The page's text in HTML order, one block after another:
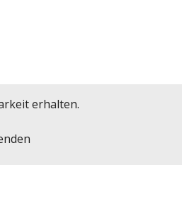
erhalten.